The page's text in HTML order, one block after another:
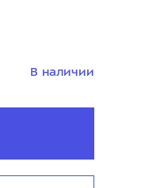
В наличии